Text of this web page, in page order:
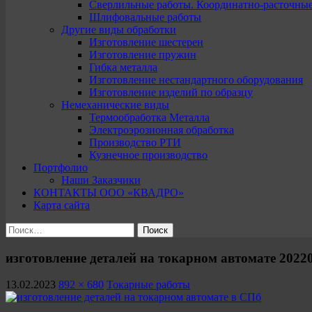
Сверлильные работы. Координатно-
Шлифовальные работы
Другие виды обработки
Изготовление шестерен
Изготовление пружин
Гибка металла
Изготовление нестандартного оборудования
Изготовление изделий по образцу
Немеханические виды
Термообработка Металла
Электроэрозионная обработка
Производство РТИ
Кузнечное производство
Портфолио
Наши Заказчики
КОНТАКТЫ ООО «КВАДРО»
Карта сайта
Найти:
изготовление деталей на токарном автомате
13.02.2023 892 × 680 Токарные работы